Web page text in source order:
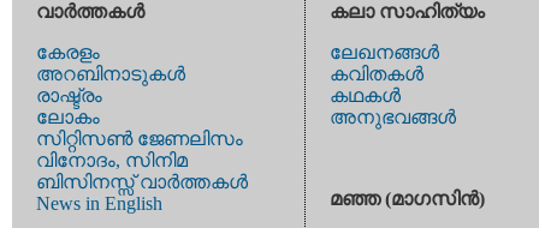
വാര്‍ത്തകള്‍
കേരളം
അറബിനാടുകള്‍
രാഷ്ട്രം
ലോകം
സിറ്റിസണ്‍ ജേണലിസം
വിനോദം, സിനിമ
ബിസിനസ്സ് വാര്‍ത്തകള്‍
News in English
കലാ സാഹിത്യം
ലേഖനങ്ങള്‍
കവിതകള്‍
കഥകള്‍
അനുഭവങ്ങള്‍
മഞ്ഞ (മാഗസിന്‍)